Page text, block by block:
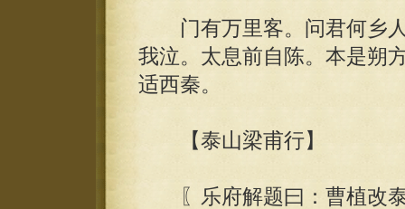
门有万里客。问君何乡人
我泣。太息前自陈。本是朔
适西秦。
【泰山梁甫行】
〖乐府解题曰：曹植改泰